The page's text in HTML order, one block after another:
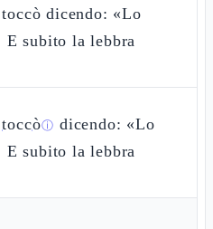
dicendo: «Lo
subito la lebbra
toccòⓘ dicendo: «Lo
subito la lebbra